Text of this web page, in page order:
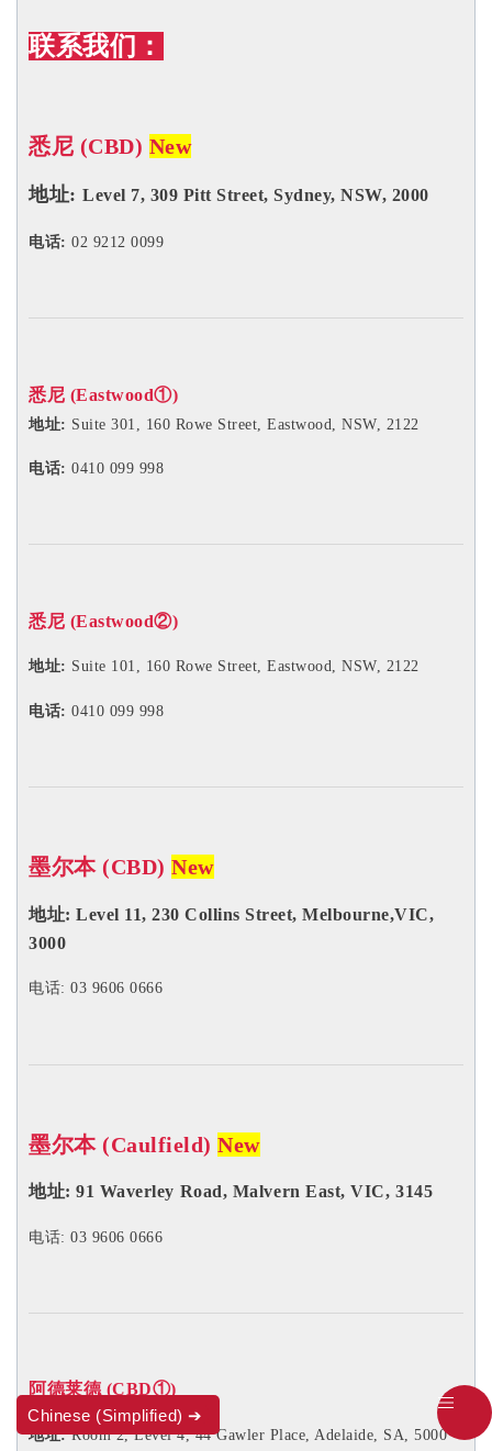
联系我们：
悉尼 (CBD) New
地址: Level 7, 309 Pitt Street, Sydney, NSW, 2000
电话: 02 9212 0099
悉尼 (Eastwood①)
地址: Suite 301, 160 Rowe Street, Eastwood, NSW, 2122
电话: 0410 099 998
悉尼 (Eastwood②)
地址: Suite 101, 160 Rowe Street, Eastwood, NSW, 2122
电话: 0410 099 998
墨尔本 (CBD) New
地址: Level 11, 230 Collins Street, Melbourne,VIC,
3000
电话: 03 9606 0666
墨尔本 (Caulfield) New
地址: 91 Waverley Road, Malvern East, VIC, 3145
电话: 03 9606 0666
阿德莱德 (CBD①)
地址:Room 2, Level 4, 44 Gawler Place, Adelaide, SA, 5000
Chinese (Simplified)